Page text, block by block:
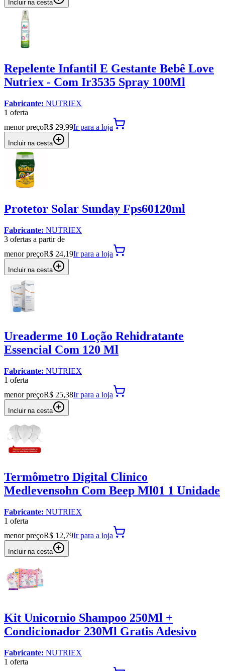
Incluir na cesta
Repelente Infantil E Gestante Bebê Love
Nutriex - Com Ir3535 Spray 100Ml
Fabricante: NUTRIEX
1 oferta
menor preçoR$ 29,99Ir para a loja
Incluir na cesta
Protetor Solar Sunday Fps60120ml
Fabricante: NUTRIEX
3 ofertas a partir de
menor preçoR$ 24,19Ir para a loja
Incluir na cesta
Ureaderme 10 Loção Rehidratante
Essencial Com 120 Ml
Fabricante: NUTRIEX
1 oferta
menor preçoR$ 25,38Ir para a loja
Incluir na cesta
Termômetro Digital Clínico
Medlevensohn Com Beep Ml01 1 Unidade
Fabricante: NUTRIEX
1 oferta
menor preçoR$ 12,79Ir para a loja
Incluir na cesta
Kit Unicornio Shampoo 250Ml +
Condicionador 230Ml Gratis Adesivo
Fabricante: NUTRIEX
1 oferta